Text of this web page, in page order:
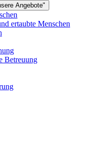
Angebote"
ertaubte Menschen
Betreuung